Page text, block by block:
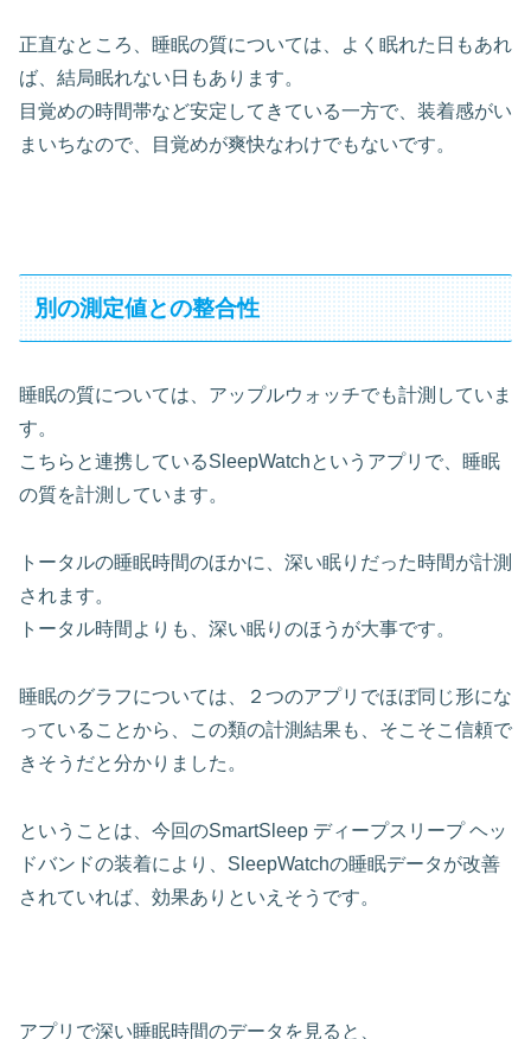
正直なところ、睡眠の質については、よく眠れた日もあれ
ば、結局眠れない日もあります。
目覚めの時間帯など安定してきている一方で、装着感がい
まいちなので、目覚めが爽快なわけでもないです。
別の測定値との整合性
睡眠の質については、アップルウォッチでも計測していま
す。
こちらと連携しているSleepWatchというアプリで、睡眠
の質を計測しています。
トータルの睡眠時間のほかに、深い眠りだった時間が計測
されます。
トータル時間よりも、深い眠りのほうが大事です。
睡眠のグラフについては、２つのアプリでほぼ同じ形にな
っていることから、この類の計測結果も、そこそこ信頼で
きそうだと分かりました。
ということは、今回のSmartSleep ディープスリープ ヘッ
ドバンドの装着により、SleepWatchの睡眠データが改善
されていれば、効果ありといえそうです。
アプリで深い睡眠時間のデータを見ると、